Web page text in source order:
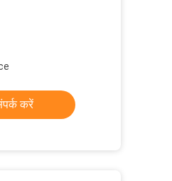
करें